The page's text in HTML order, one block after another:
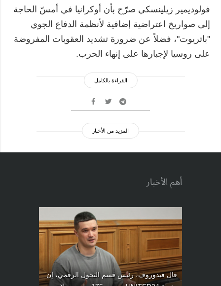
فولوديمير زيلينسكي صرّح بأن أوكرانيا في أمسّ الحاجة
إلى صواريخ اعتراضية إضافية لأنظمة الدفاع الجوي
"باتريوت"، فضلاً عن ضرورة تشديد العقوبات المفروضة
على روسيا لإجبارها على إنهاء الحرب.
القراءة بالكامل
المزيد من الأخبار
أهم الأخبار
قال فيدوروف، رئيس قسم التحول الرقمي، إن